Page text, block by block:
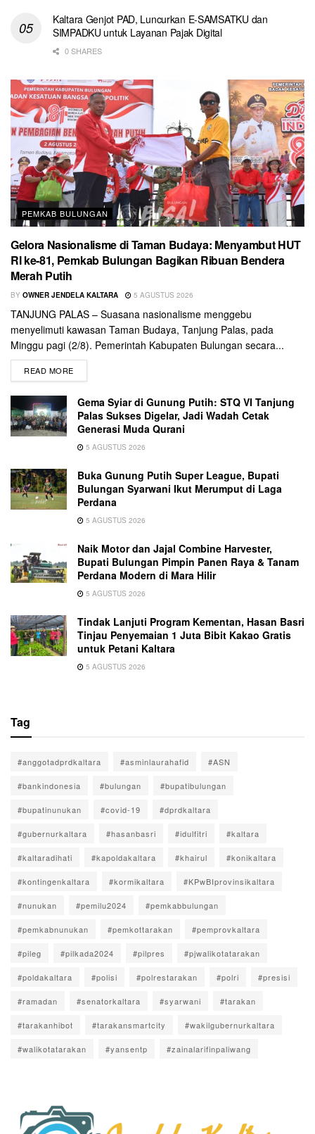
Kaltara Genjot PAD, Luncurkan E-SAMSATKU dan
SIMPADKU untuk Layanan Pajak Digital
0 SHARES
PEMKAB BULUNGAN
Gelora Nasionalisme di Taman Budaya: Menyambut HUT
RI ke-81, Pemkab Bulungan Bagikan Ribuan Bendera
Merah Putih
BY OWNER JENDELA KALTARA 5 AGUSTUS 2026
TANJUNG PALAS – Suasana nasionalisme menggebu
menyelimuti kawasan Taman Budaya, Tanjung Palas, pada
Minggu pagi (2/8). Pemerintah Kabupaten Bulungan secara...
READ MORE
Gema Syiar di Gunung Putih: STQ VI Tanjung
Palas Sukses Digelar, Jadi Wadah Cetak
Generasi Muda Qurani
5 AGUSTUS 2026
Buka Gunung Putih Super League, Bupati
Bulungan Syarwani Ikut Merumput di Laga
Perdana
5 AGUSTUS 2026
Naik Motor dan Jajal Combine Harvester,
Bupati Bulungan Pimpin Panen Raya & Tanam
Perdana Modern di Mara Hilir
5 AGUSTUS 2026
Tindak Lanjuti Program Kementan, Hasan Basri
Tinjau Penyemaian 1 Juta Bibit Kakao Gratis
untuk Petani Kaltara
5 AGUSTUS 2026
Tag
#anggotadprdkaltara #asminlaurahafid #ASN
#bankindonesia #bulungan #bupatibulungan
#bupatinunukan #covid-19 #dprdkaltara
#gubernurkaltara #hasanbasri #idulfitri #kaltara
#kaltaradihati #kapoldakaltara #khairul #konikaltara
#kontingenkaltara #kormikaltara #KPwBIprovinsikaltara
#nunukan #pemilu2024 #pemkabbulungan
#pemkabnunukan #pemkottarakan #pemprovkaltara
#pileg #pilkada2024 #pilpres #pjwalikotatarakan
#poldakaltara #polisi #polrestarakan #polri #presisi
#ramadan #senatorkaltara #syarwani #tarakan
#tarakanhibot #tarakansmartcity #wakilgubernurkaltara
#walikotatarakan #yansentp #zainalarifinpaliwang